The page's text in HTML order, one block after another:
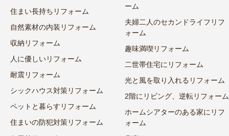
住まい長持ちリフォーム
自然素材の内装リフォーム
収納リフォーム
人に優しいリフォーム
耐震リフォーム
シックハウス対策リフォーム
ペットと暮らすリフォーム
住まいの防犯対策リフォーム
ーム
夫婦二人のセカンドライフリフ
ォーム
趣味満喫リフォーム
二世帯住宅にリフォーム
光と風を取り入れるリフォーム
2階にリビング、逆転リフォーム
ホームシアターのある家にリフ
ォーム